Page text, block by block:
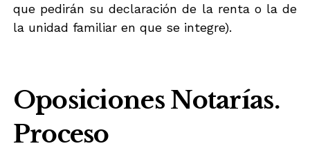
que pedirán su declaración de la renta o la de
la unidad familiar en que se integre).
Oposiciones Notarías.
Proceso